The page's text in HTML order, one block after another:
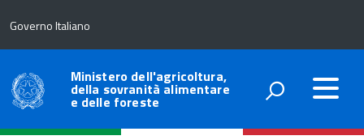
Governo Italiano
Ministero dell'agricoltura,
della sovranità alimentare
e delle foreste